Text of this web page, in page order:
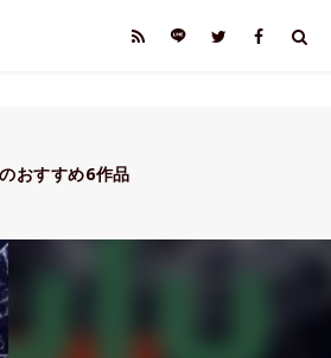
おすすめ6作品